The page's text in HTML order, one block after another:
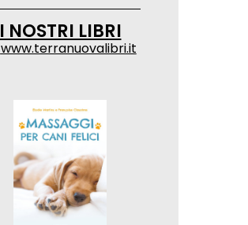
I NOSTRI LIBRI
www.terranuovalibri.it